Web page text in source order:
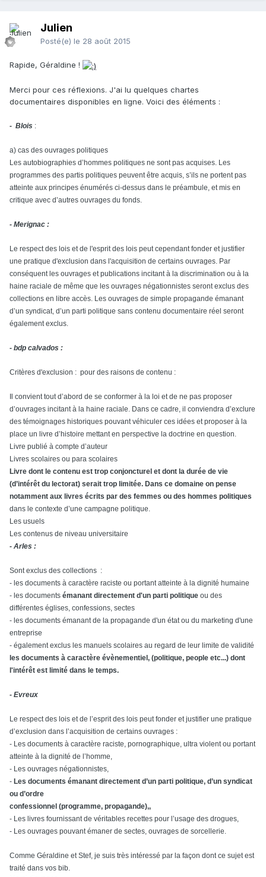
Julien
Posté(e) le 28 août 2015
Rapide, Géraldine !
Merci pour ces réflexions. J'ai lu quelques chartes
documentaires disponibles en ligne. Voici des éléments :
- Blois :
a) cas des ouvrages politiques
Les autobiographies d’hommes politiques ne sont pas acquises. Les
programmes des partis politiques peuvent être acquis, s’ils ne portent pas
atteinte aux principes énumérés ci-dessus dans le préambule, et mis en
critique avec d’autres ouvrages du fonds.
- Merignac :
Le respect des lois et de l'esprit des lois peut cependant fonder et justifier
une pratique d'exclusion dans l'acquisition de certains ouvrages. Par
conséquent les ouvrages et publications incitant à la discrimination ou à la
haine raciale de même que les ouvrages négationnistes seront exclus des
collections en libre accès. Les ouvrages de simple propagande émanant
d’un syndicat, d’un parti politique sans contenu documentaire réel seront
également exclus.
- bdp calvados :
Critères d'exclusion : pour des raisons de contenu :
Il convient tout d’abord de se conformer à la loi et de ne pas proposer
d’ouvrages incitant à la haine raciale. Dans ce cadre, il conviendra d’exclure
des témoignages historiques pouvant véhiculer ces idées et proposer à la
place un livre d’histoire mettant en perspective la doctrine en question.
Livre publié à compte d’auteur
Livres scolaires ou para scolaires
Livre dont le contenu est trop conjoncturel et dont la durée de vie
(d’intérêt du lectorat) serait trop limitée. Dans ce domaine on pense
notamment aux livres écrits par des femmes ou des hommes politiques
dans le contexte d’une campagne politique.
Les usuels
Les contenus de niveau universitaire
- Arles :
Sont exclus des collections :
- les documents à caractère raciste ou portant atteinte à la dignité humaine
- les documents émanant directement d'un parti politique ou des
différentes églises, confessions, sectes
- les documents émanant de la propagande d'un état ou du marketing d'une
entreprise
- également exclus les manuels scolaires au regard de leur limite de validité
les documents à caractère évènementiel, (politique, people etc...) dont
l'intérêt est limité dans le temps.
- Evreux
Le respect des lois et de l’esprit des lois peut fonder et justifier une pratique
d’exclusion dans l’acquisition de certains ouvrages :
- Les documents à caractère raciste, pornographique, ultra violent ou portant
atteinte à la dignité de l’homme,
- Les ouvrages négationnistes,
- Les documents émanant directement d’un parti politique, d’un syndicat
ou d’ordre
confessionnel (programme, propagande),,
- Les livres fournissant de véritables recettes pour l’usage des drogues,
- Les ouvrages pouvant émaner de sectes, ouvrages de sorcellerie.
Comme Géraldine et Stef, je suis très intéressé par la façon dont ce sujet est
traité dans vos bib.